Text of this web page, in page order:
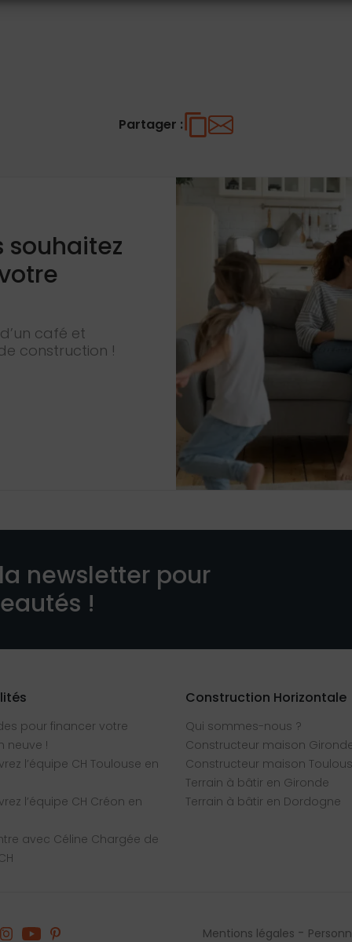
Partager :
souhaitez
café et
construction !
newsletter pour
!
pour financer votre
neuve !
l’équipe CH Toulouse en
l’équipe CH Créon en
avec Céline Chargée de
Construction Horizontale
Qui sommes-nous ?
Constructeur maison
Constructeur maison
Terrain à bâtir en Gironde
Terrain à bâtir en Dordogne
Mentions légales